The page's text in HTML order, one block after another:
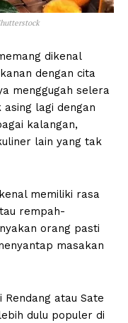
dikenal
dengan cita
menggugah selera
asing lagi dengan
kalangan,
lain yang tak
memiliki rasa
rempah-
orang pasti
masakan
atau Sate
dulu populer di